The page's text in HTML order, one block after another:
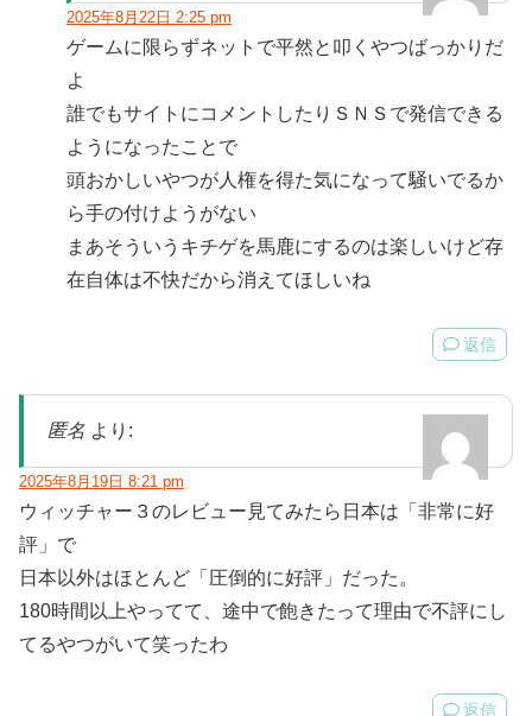
2025年8月22日 2:25 pm
ゲームに限らずネットで平然と叩くやつばっかりだ
よ
誰でもサイトにコメントしたりＳＮＳで発信できる
ようになったことで
頭おかしいやつが人権を得た気になって騒いでるか
ら手の付けようがない
まあそういうキチゲを馬鹿にするのは楽しいけど存
在自体は不快だから消えてほしいね
返信
匿名 より:
2025年8月19日 8:21 pm
ウィッチャー３のレビュー見てみたら日本は「非常に好
評」で
日本以外はほとんど「圧倒的に好評」だった。
180時間以上やってて、途中で飽きたって理由で不評にし
てるやつがいて笑ったわ
返信